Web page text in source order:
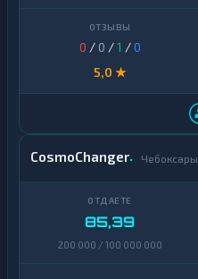
0 / 0 /1 /0
5,0 ★
CosmoChanger Чебоксары
85,39
200 000 / 100 000 000